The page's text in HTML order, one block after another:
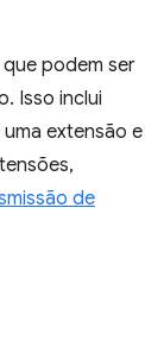
podem ser
Isso inclui
extensão e
de